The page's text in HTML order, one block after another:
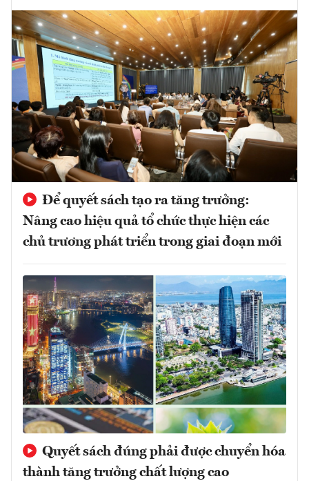
Để quyết sách tạo ra tăng trưởng:
Nâng cao hiệu quả tổ chức thực hiện các
chủ trương phát triển trong giai đoạn mới
Quyết sách đúng phải được chuyển hóa
thành tăng trưởng chất lượng cao